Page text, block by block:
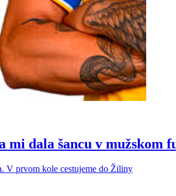
dala šancu v mužskom